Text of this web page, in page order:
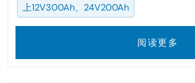
上12V300Ah、24V200Ah
阅读更多